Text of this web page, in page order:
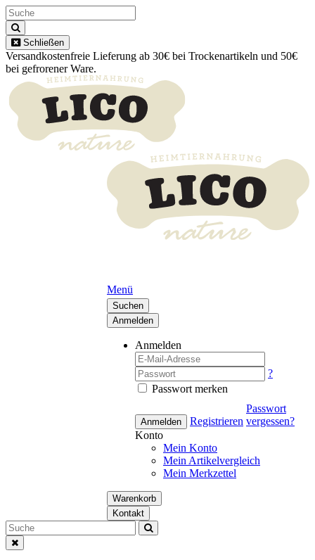
Schließen
Versandkostenfreie Lieferung ab 30€ bei Trockenartikeln und 50€
bei gefrorener Ware.
Menü
Suchen
Anmelden
Anmelden
?
Passwort merken
Anmelden Registrieren
Passwort
vergessen?
Konto
Mein Konto
Mein Artikelvergleich
Mein Merkzettel
Warenkorb
Kontakt